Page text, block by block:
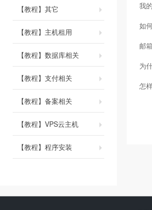
【教程】其它
【教程】主机租用
【教程】数据库相关
【教程】支付相关
【教程】备案相关
【教程】VPS云主机
【教程】程序安装
我
如
邮
为
怎